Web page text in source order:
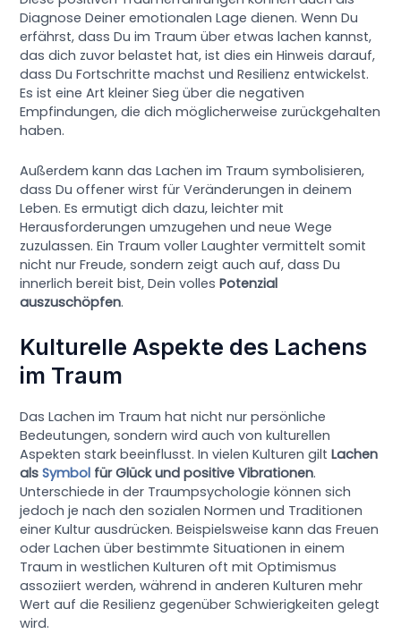
Diagnose Deiner emotionalen Lage dienen. Wenn Du
erfährst, dass Du im Traum über etwas lachen kannst,
das dich zuvor belastet hat, ist dies ein Hinweis darauf,
dass Du Fortschritte machst und Resilienz entwickelst.
Es ist eine Art kleiner Sieg über die negativen
Empfindungen, die dich möglicherweise zurückgehalten
haben.
Außerdem kann das Lachen im Traum symbolisieren,
dass Du offener wirst für Veränderungen in deinem
Leben. Es ermutigt dich dazu, leichter mit
Herausforderungen umzugehen und neue Wege
zuzulassen. Ein Traum voller Laughter vermittelt somit
nicht nur Freude, sondern zeigt auch auf, dass Du
innerlich bereit bist, Dein vollesPotenzial
auszuschöpfen.
Kulturelle Aspekte des Lachens
im Traum
Das Lachen im Traum hat nicht nur persönliche
Bedeutungen, sondern wird auch von kulturellen
Aspekten stark beeinflusst. In vielen Kulturen giltLachen
alsSymbol für Glück und positive Vibrationen.
Unterschiede in der Traumpsychologie können sich
jedoch je nach den sozialen Normen und Traditionen
einer Kultur ausdrücken. Beispielsweise kann das Freuen
oder Lachen über bestimmte Situationen in einem
Traum in westlichen Kulturen oft mit Optimismus
assoziiert werden, während in anderen Kulturen mehr
Wert auf die Resilienz gegenüber Schwierigkeiten gelegt
wird.